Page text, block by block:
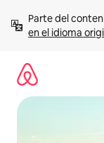
contenido
Parte del
en el idioma